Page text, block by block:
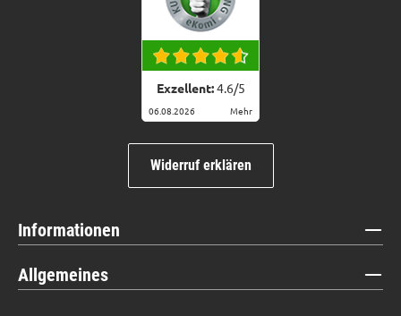
Exzellent:4.6/5
06.08.2026 Mehr
Widerruf erklären
Informationen
Allgemeines